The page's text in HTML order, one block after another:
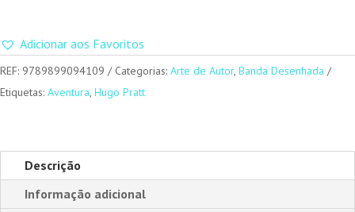
Adicionar aos Favoritos
REF: 9789899094109 Categorias: Arte de Autor, Banda Desenhada
Etiquetas: Aventura, Hugo Pratt
Descrição
Informação adicional